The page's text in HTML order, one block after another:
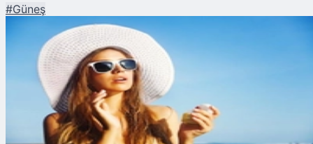
#Güneş
Şu An Okunan
Güneş Gözlüğü Alırken Dikkat: "Sahte Gözlük, Gözünüzü Kandırır!"